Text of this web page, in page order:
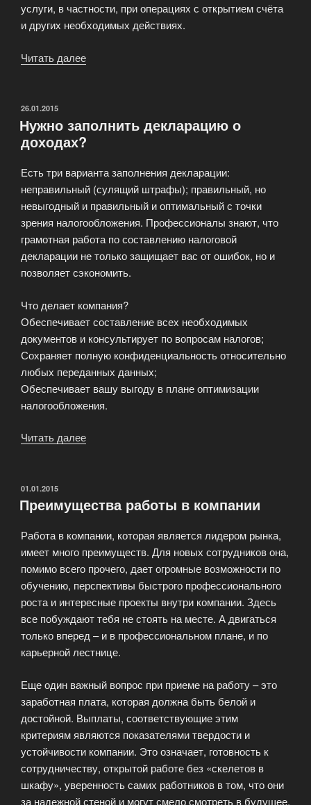
услуги, в частности, при операциях с открытием счёта
и других необходимых действиях.
Читать далее
ОПУБЛИКОВАНО
26.01.2015
Нужно заполнить декларацию о
доходах?
Есть три варианта заполнения декларации:
неправильный (сулящий штрафы); правильный, но
невыгодный и правильный и оптимальный с точки
зрения налогообложения. Профессионалы знают, что
грамотная работа по составлению налоговой
декларации не только защищает вас от ошибок, но и
позволяет сэкономить.
Что делает компания?
Обеспечивает составление всех необходимых
документов и консультирует по вопросам налогов;
Сохраняет полную конфиденциальность относительно
любых переданных данных;
Обеспечивает вашу выгоду в плане оптимизации
налогообложения.
Читать далее
доходах?»
ОПУБЛИКОВАНО
01.01.2015
Преимущества работы в компании
Работа в компании, которая является лидером рынка,
имеет много преимуществ. Для новых сотрудников она,
помимо всего прочего, дает огромные возможности по
обучению, перспективы быстрого профессионального
роста и интересные проекты внутри компании. Здесь
все побуждают тебя не стоять на месте. А двигаться
только вперед – и в профессиональном плане, и по
карьерной лестнице.
Еще один важный вопрос при приеме на работу – это
заработная плата, которая должна быть белой и
достойной. Выплаты, соответствующие этим
критериям являются показателями твердости и
устойчивости компании. Это означает, готовность к
сотрудничеству, открытой работе без «скелетов в
шкафу», уверенность самих работников в том, что они
за надежной стеной и могут смело смотреть в будущее.